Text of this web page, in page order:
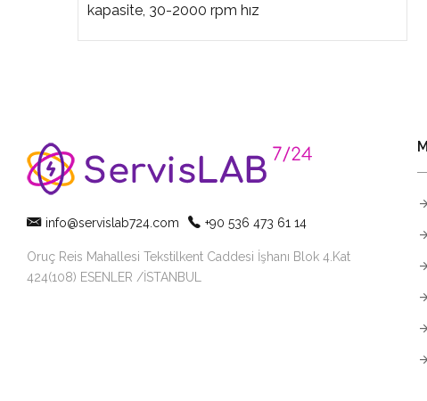
kapasite, 30-2000 rpm hız
info@servislab724.com +90 536 473 61 14
Oruç Reis Mahallesi Tekstilkent Caddesi İşhanı Blok 4.Kat
424(108) ESENLER /İSTANBUL